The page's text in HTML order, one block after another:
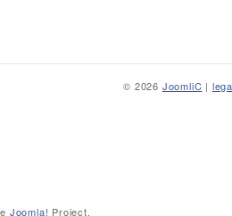
© 2026 JoomliC |
Joomla! Project.